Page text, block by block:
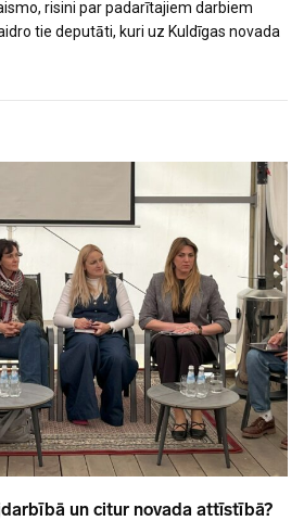
risini par padarītajiem darbiem
tie deputāti, kuri uz Kuldīgas novada
un citur novada attīstībā?